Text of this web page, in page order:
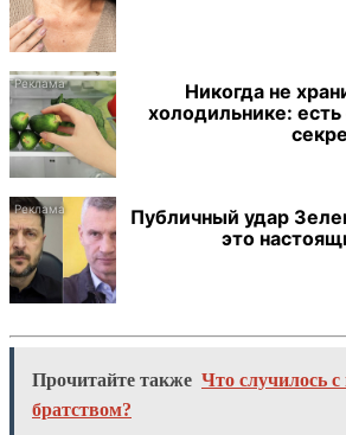
Никогда не
холодильнике:
Публичный удар
это
Прочитайте также Что случилось
братством?